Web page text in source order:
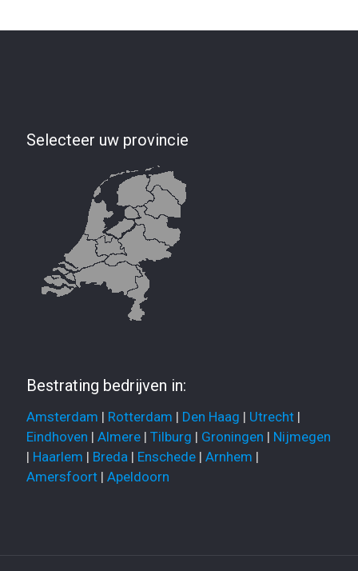
Selecteer uw provincie
Bestrating bedrijven in:
Amsterdam | Rotterdam | Den Haag | Utrecht |
Eindhoven | Almere | Tilburg | Groningen | Nijmegen
| Haarlem | Breda | Enschede | Arnhem |
Amersfoort | Apeldoorn